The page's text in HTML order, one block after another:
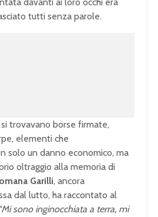
tutti senza parole.
trovavano borse firmate,
elementi che
solo un danno economico, ma
oltraggio alla memoria di
Garilli, ancora
dal lutto, ha raccontato al
“Mi sono inginocchiata a terra, mi